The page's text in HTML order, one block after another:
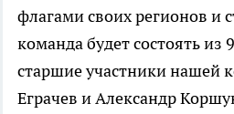
флагами своих регионов и
команда будет состоять из
старшие участники нашей
Еграчев и Александр